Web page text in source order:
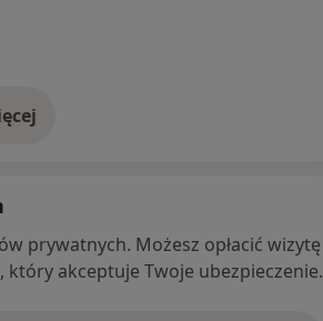
prywatnych. Możesz opłacić wizytę
akceptuje Twoje ubezpieczenie.